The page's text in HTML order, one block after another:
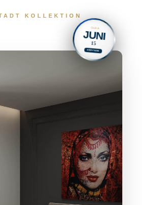
KOLLEKTION
OLBIA
JUNI
15
ERÖFFNUNG